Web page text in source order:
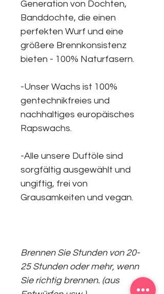
Generation von Dochten,
Banddochte, die einen
perfekten Wurf und eine
größere Brennkonsistenz
bieten - 100% Naturfasern.
-Unser Wachs ist 100%
gentechnikfreies und
nachhaltiges europäisches
Rapswachs.
-Alle unsere Duftöle sind
sorgfältig ausgewählt und
ungiftig, frei von
Grausamkeiten und vegan.
Brennen Sie Stunden von 20-
25 Stunden oder mehr, wenn
Sie richtig brennen. (aus